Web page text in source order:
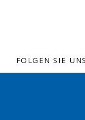
FOLGEN SIE